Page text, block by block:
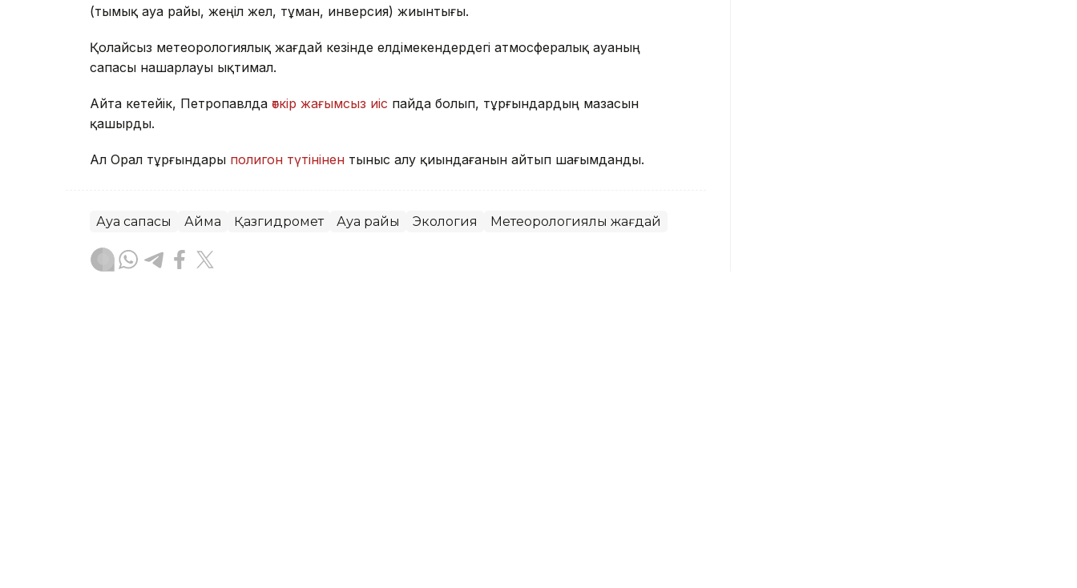
(тымық ауа райы, жеңіл жел, тұман, инверсия) жиынтығы.
Қолайсыз метеорологиялық жағдай кезінде елдімекендердегі атмосфералық ауаның
сапасы нашарлауы ықтимал.
Айта кетейік, Петропавлда өткір жағымсыз иіс пайда болып, тұрғындардың мазасын
қашырды.
Ал Орал тұрғындары полигон түтінінен тыныс алу қиындағанын айтып шағымданды.
Ауа сапасы Аймақ Қазгидромет Ауа райы Экология Метеорологиялық жағдай